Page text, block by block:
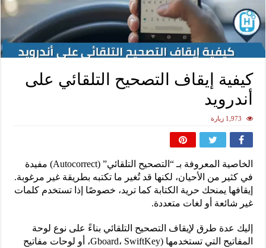
كيفية إيقاف التصحيح التلقائي على
أندرويد
1,973 زيارة
الخاصية المعروفة بـ “التصحيح التلقائي” (Autocorrect) مفيدة
في كثير من الأحيان، لكنها قد تُغير ما تكتبه بطريقة غير مرغوبة.
إيقافها يمنحك حرية الكتابة كما تريد، خصوصًا إذا تستخدم كلمات
غير شائعة أو لغات متعددة.
إليك عدة طرق لإيقاف التصحيح التلقائي بناءً على نوع لوحة
المفاتيح التي تستخدمها (Gboard، SwiftKey، أو لوحات مفاتيح